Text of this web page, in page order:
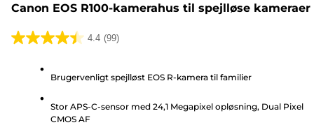
Canon EOS R100-kamerahus til spejlløse kameraer
4.4 (99)
4.4
stjerner.
Brugervenligt spejlløst EOS R-kamera til familier
Stor APS-C-sensor med 24,1 Megapixel opløsning, Dual Pixel
CMOS AF